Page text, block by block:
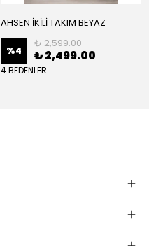
AHSEN İKİLİ TAKIM BEYAZ
%4
₺ 2,599.00
₺ 2,499.00
4 BEDENLER